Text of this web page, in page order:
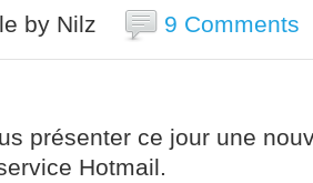
by Nilz 9 Comments
présenter ce jour une
Hotmail.